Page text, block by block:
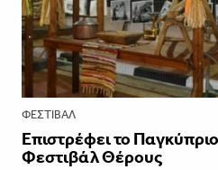
ΦΕΣΤΙΒΑΛ
Επιστρέφει το Παγκύπριο
Φεστιβάλ Θέρους